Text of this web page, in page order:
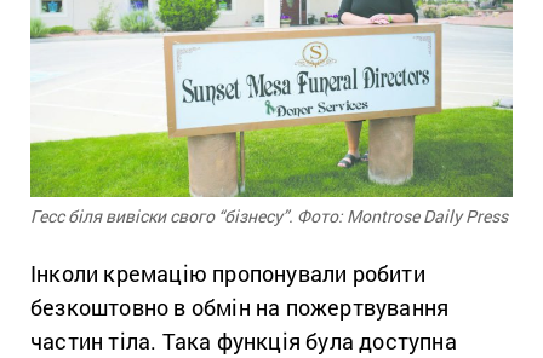
Гесс біля вивіски свого “бізнесу”. Фото: Montrose Daily Press
Інколи кремацію пропонували робити
безкоштовно в обмін на пожертвування
частин тіла. Така функція була доступна